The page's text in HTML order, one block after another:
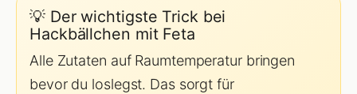
💡 Der wichtigste Trick bei
Hackbällchen mit Feta
Alle Zutaten auf Raumtemperatur bringen
bevor du loslegst. Das sorgt für